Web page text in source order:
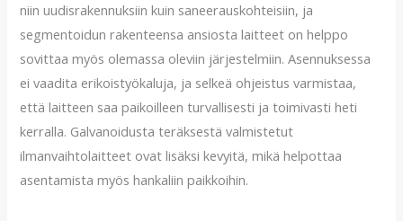
niin uudisrakennuksiin kuin saneerauskohteisiin, ja
segmentoidun rakenteensa ansiosta laitteet on helppo
sovittaa myös olemassa oleviin järjestelmiin. Asennuksessa
ei vaadita erikoistyökaluja, ja selkeä ohjeistus varmistaa,
että laitteen saa paikoilleen turvallisesti ja toimivasti heti
kerralla. Galvanoidusta teräksestä valmistetut
ilmanvaihtolaitteet ovat lisäksi kevyitä, mikä helpottaa
asentamista myös hankaliin paikkoihin.